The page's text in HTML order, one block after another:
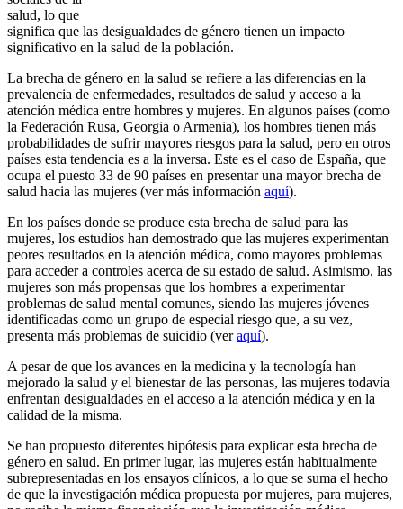
salud, lo que
significa que las desigualdades de género tienen un impacto
significativo en la salud de la población.
La brecha de género en la salud se refiere a las diferencias en la
prevalencia de enfermedades, resultados de salud y acceso a la
atención médica entre hombres y mujeres. En algunos países (como
la Federación Rusa, Georgia o Armenia), los hombres tienen más
probabilidades de sufrir mayores riesgos para la salud, pero en otros
países esta tendencia es a la inversa. Este es el caso de España, que
ocupa el puesto 33 de 90 países en presentar una mayor brecha de
salud hacia las mujeres (ver más información aquí).
En los países donde se produce esta brecha de salud para las
mujeres, los estudios han demostrado que las mujeres experimentan
peores resultados en la atención médica, como mayores problemas
para acceder a controles acerca de su estado de salud. Asimismo, las
mujeres son más propensas que los hombres a experimentar
problemas de salud mental comunes, siendo las mujeres jóvenes
identificadas como un grupo de especial riesgo que, a su vez,
presenta más problemas de suicidio (veraquí).
A pesar de que los avances en la medicina y la tecnología han
mejorado la salud y el bienestar de las personas, las mujeres todavía
enfrentan desigualdades en el acceso a la atención médica y en la
calidad de la misma.
Se han propuesto diferentes hipótesis para explicar esta brecha de
género en salud. En primer lugar, las mujeres están habitualmente
subrepresentadas en los ensayos clínicos, a lo que se suma el hecho
de que la investigación médica propuesta por mujeres, para mujeres,